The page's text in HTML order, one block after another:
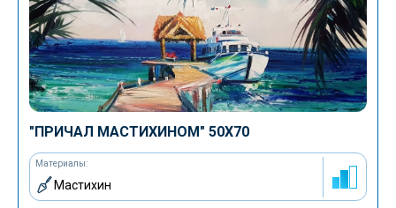
"ПРИЧАЛ МАСТИХИНОМ" 50Х70
Материалы:
Мастихин